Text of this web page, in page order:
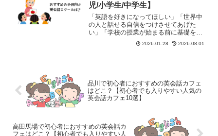
児/小学生/中学生】
「英語を好きになってほしい」「世界中
の人と話せる自信をつけさせてあげた
い」「学校の授業が始まる前に基礎を身
につけたい」そんな保護者様とお子様の
願いを理想的な形で叶えるのが、我孫子
2026.01.28 2026.08.01
品川で初心者におすすめの英会話カフェ
はどこ？【初心者でも入りやすい人気の
英会話カフェ10選】
高田馬場で初心者におすすめの英会話カ
フェはどこ？【初心者でも入りやすい人